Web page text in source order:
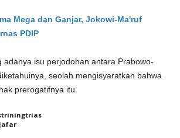
Mega dan Ganjar, Jokowi-Ma'ruf
PDIP
adanya isu perjodohan antara Prabowo-
seolah mengisyaratkan bahwa
prerogatifnya itu.